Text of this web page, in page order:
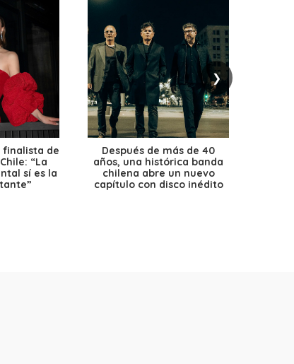
❯
finalista de
“La
sí es la
Después de más de 40
años, una histórica banda
chilena abre un nuevo
capítulo con disco inédito